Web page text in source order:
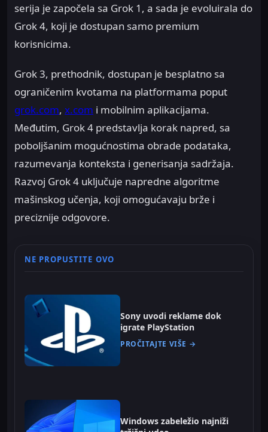
serija je započela sa Grok 1, a sada je evoluirala do
Grok 4, koji je dostupan samo premium
korisnicima.
Grok 3, prethodnik, dostupan je besplatno sa
ograničenim kvotama na platformama poput
grok.com, x.com i mobilnim aplikacijama.
Međutim, Grok 4 predstavlja korak napred, sa
poboljšanim mogućnostima obrade podataka,
razumevanja konteksta i generisanja sadržaja.
Razvoj Grok 4 uključuje napredne algoritme
mašinskog učenja, koji omogućavaju brže i
preciznije odgovore.
NE PROPUSTITE OVO
Sony uvodi reklame dok
igrate PlayStation
PROČITAJTE VIŠE →
Windows zabeležio najniži